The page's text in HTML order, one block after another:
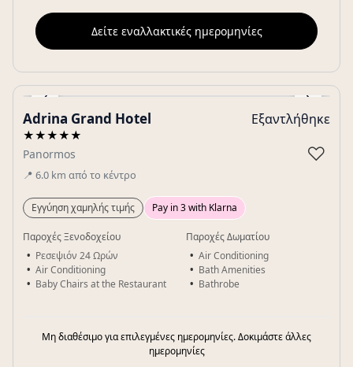
Δείτε εναλλακτικές ημερομηνίες
‹ ›
Gallery
Adrina Grand Hotel
★★★★★
Panormos
📍 6.0 km από το κέντρο
Εξαντλήθηκε
♡
Εγγύηση χαμηλής τιμής Pay in 3 with Klarna
Παροχές Ξενοδοχείου
Ρεσεψιόν 24 Ωρών
Air Conditioning
Baby Chairs at the Restaurant
Παροχές Δωματίου
Air Conditioning
Bath Amenities
Bathrobe
Μη διαθέσιμο για επιλεγμένες ημερομηνίες. Δοκιμάστε άλλες
ημερομηνίες